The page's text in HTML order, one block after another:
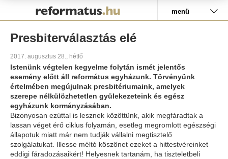
menü
Presbiterválasztás elé
2017. augusztus 28., hétfő
Istenünk végtelen kegyelme folytán ismét jelentős
esemény előtt áll református egyházunk. Törvényünk
értelmében megújulnak presbitériumaink, amelyek
szerepe nélkülözhetetlen gyülekezeteink és egész
egyházunk kormányzásában.
Bizonyosan ezúttal is lesznek közöttünk, akik megfáradtak a
lassan véget érő ciklus folyamán, esetleg megromlott egészségi
állapotuk miatt már nem tudják vállalni megtisztelő
szolgálatukat. Illesse méltó köszönet ezeket a hittestvéreinket
eddigi fáradozásaikért! Helyesnek tartanám, ha tiszteletbeli